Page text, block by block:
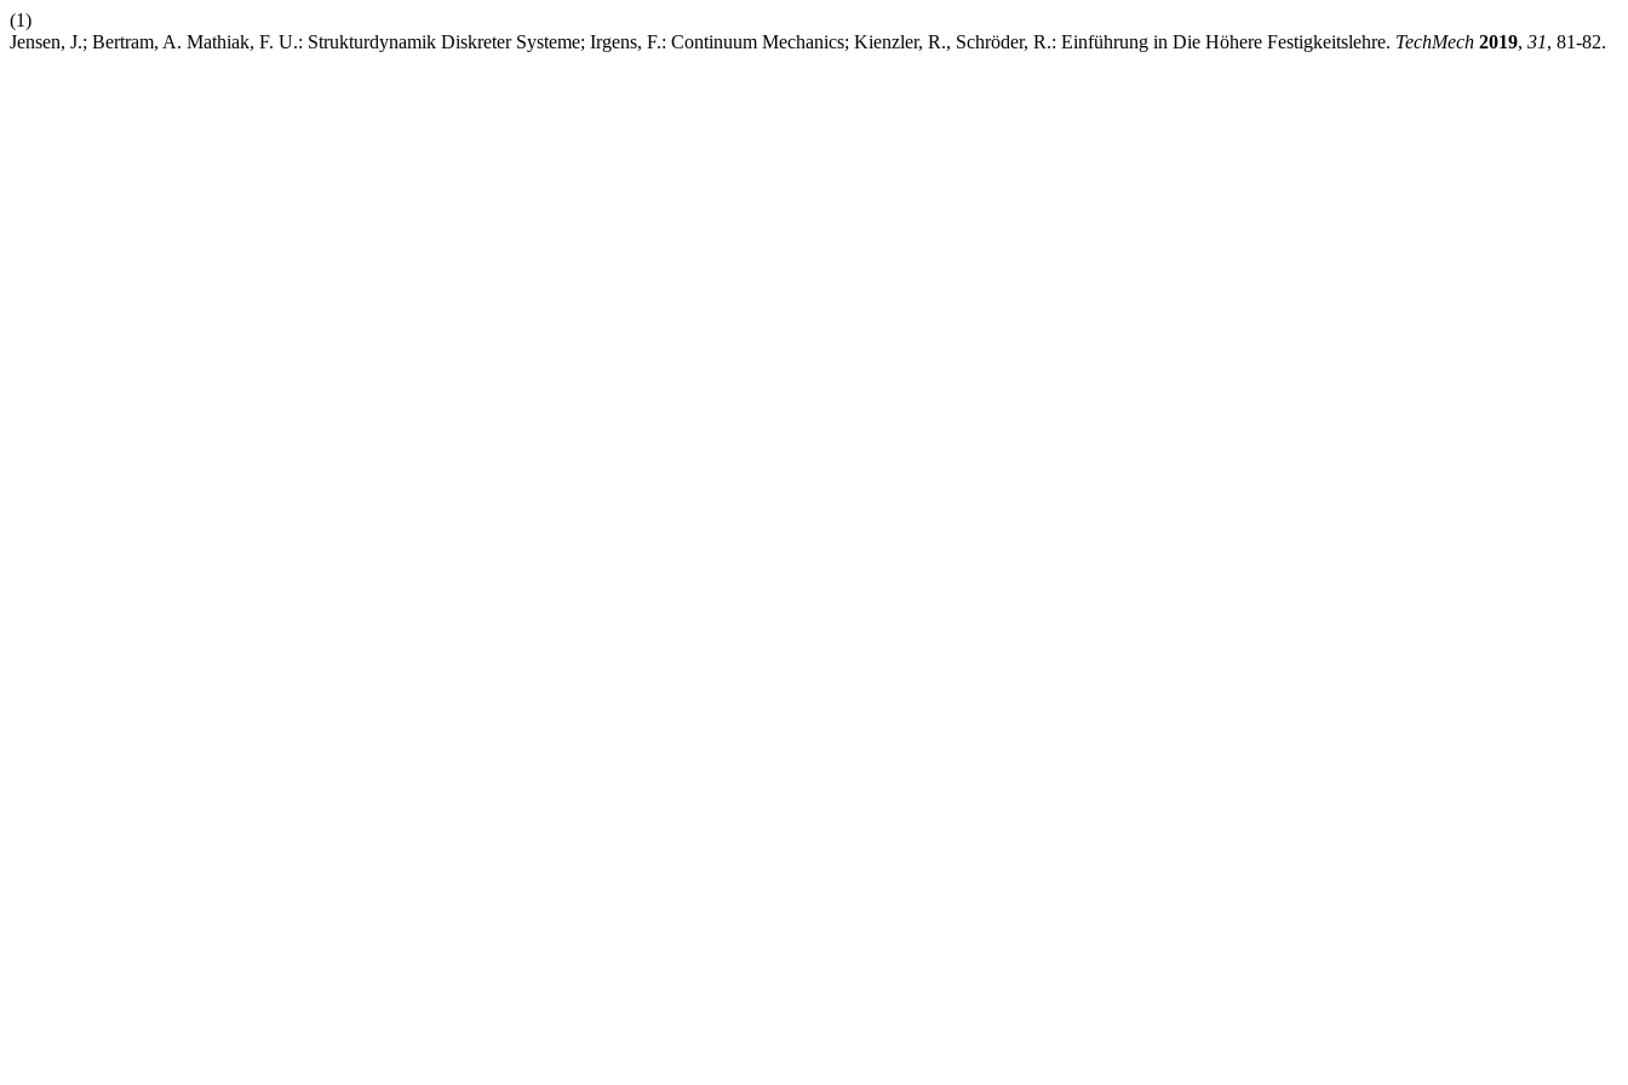
(1)
Jensen, J.; Bertram, A. Mathiak, F. U.: Strukturdynamik Diskreter Systeme; Irgens, F.: Continuum Mechanics; Kienzler, R., Schröder, R.: Einführung in Die Höhere Festigkeitslehre. TechMech 2019, 31, 81-82.